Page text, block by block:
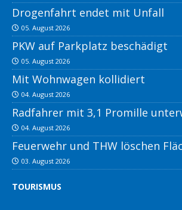
Drogenfahrt endet mit Unfall
05. August 2026
PKW auf Parkplatz beschädigt
05. August 2026
Mit Wohnwagen kollidiert
04. August 2026
Radfahrer mit 3,1 Promille
04. August 2026
Feuerwehr und THW löschen
03. August 2026
TOURISMUS